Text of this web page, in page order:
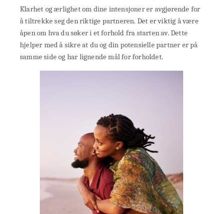
Klarhet og ærlighet om dine intensjoner er avgjørende for
å tiltrekke seg den riktige partneren. Det er viktig å være
åpen om hva du søker i et forhold fra starten av. Dette
hjelper med å sikre at du og din potensielle partner er på
samme side og har lignende mål for forholdet.